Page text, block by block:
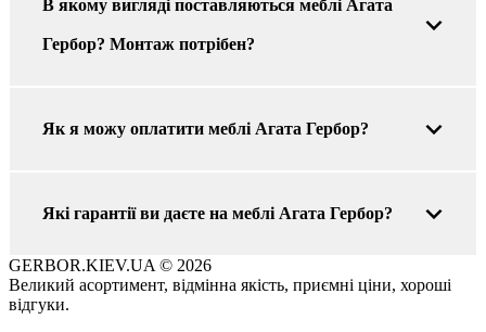
В якому вигляді поставляються меблі Агата
Гербор? Монтаж потрібен?
Як я можу оплатити меблі Агата Гербор?
Які гарантії ви даєте на меблі Агата Гербор?
GERBOR.KIEV.UA © 2026
Великий асортимент, відмінна якість, приємні ціни, хороші
відгуки.